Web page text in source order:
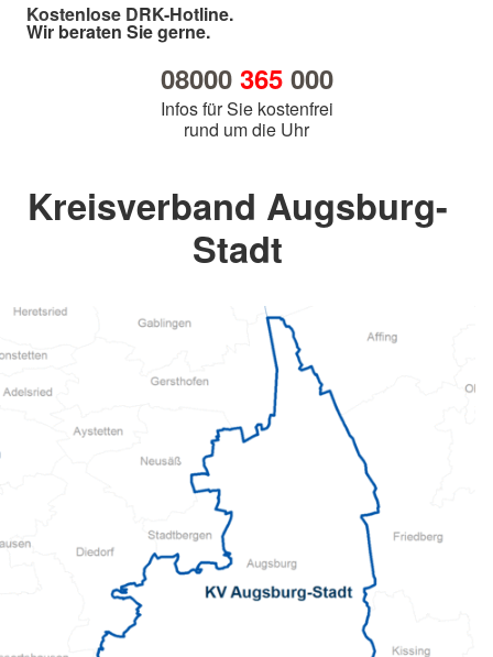
Kostenlose DRK-Hotline.
Wir beraten Sie gerne.
08000 365000
Infos für Sie kostenfrei
rund um die Uhr
Kreisverband Augsburg-
Stadt